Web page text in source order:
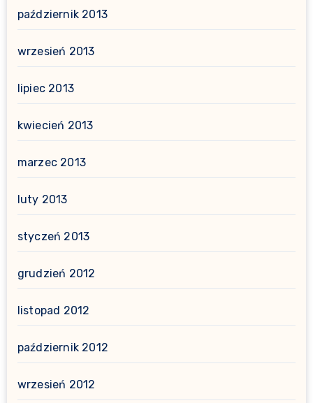
październik 2013
wrzesień 2013
lipiec 2013
kwiecień 2013
marzec 2013
luty 2013
styczeń 2013
grudzień 2012
listopad 2012
październik 2012
wrzesień 2012